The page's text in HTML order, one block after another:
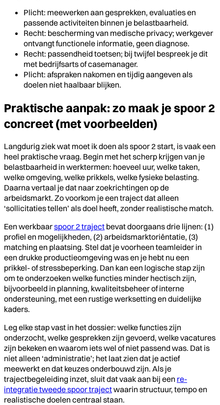
Plicht: meewerken aan gesprekken, evaluaties en
passende activiteiten binnen je belastbaarheid.
Recht: bescherming van medische privacy; werkgever
ontvangt functionele informatie, geen diagnose.
Recht: passendheid toetsen; bij twijfel bespreek je dit
met bedrijfsarts of casemanager.
Plicht: afspraken nakomen en tijdig aangeven als
doelen niet haalbaar blijken.
Praktische aanpak: zo maak je spoor 2
concreet (met voorbeelden)
Langdurig ziek wat moet ik doen als spoor 2 start, is vaak een
heel praktische vraag. Begin met het scherp krijgen van je
belastbaarheid in werktermen: hoeveel uur, welke taken,
welke omgeving, welke prikkels, welke fysieke belasting.
Daarna vertaal je dat naar zoekrichtingen op de
arbeidsmarkt. Zo voorkom je een traject dat alleen
‘sollicitaties tellen’ als doel heeft, zonder realistische match.
Een werkbaarspoor 2 traject bevat doorgaans drie lijnen: (1)
profiel en mogelijkheden, (2) arbeidsmarktoriëntatie, (3)
matching en plaatsing. Stel dat je voorheen teamleider in
een drukke productieomgeving was en je hebt nu een
prikkel- of stressbeperking. Dan kan een logische stap zijn
om te onderzoeken welke functies minder hectisch zijn,
bijvoorbeeld in planning, kwaliteitsbeheer of interne
ondersteuning, met een rustige werksetting en duidelijke
kaders.
Leg elke stap vast in het dossier: welke functies zijn
onderzocht, welke gesprekken zijn gevoerd, welke vacatures
zijn bekeken en waarom iets wel of niet passend was. Dat is
niet alleen ‘administratie’; het laat zien dat je actief
meewerkt en dat keuzes onderbouwd zijn. Als je
trajectbegeleiding inzet, sluit dat vaak aan bij een re-
integratie tweede spoor trajectwaarin structuur, tempo en
realistische doelen centraal staan.